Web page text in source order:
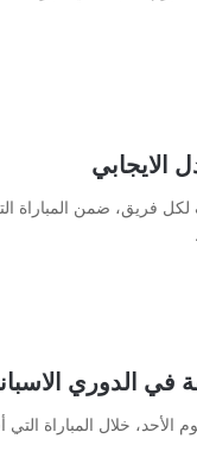
الايجابي
لكل فريق، ضمن المباراة
في الدوري
برشلونة فوزاً ساحقاً على إشبيلية بنتيجة 4-1 يوم الأحد، خلال